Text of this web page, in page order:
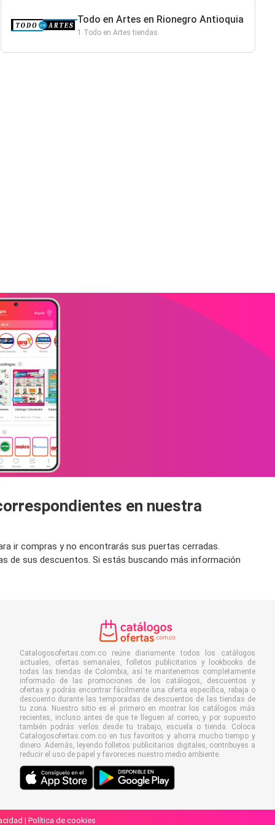
Todo en Artes en Rionegro Antioquia
1 Todo en Artes tiendas
en nuestra
ir compras y no encontrarás sus puertas cerradas.
de sus descuentos. Si estás buscando más información
Catalogosofertas.com.co reúne diariamente todos los catálogos
actuales, ofertas semanales, folletos publicitarios y lookbooks de
todas las tiendas de Colombia, así te mantenemos completamente
informado de las promociones de los catálogos, descuentos y
ofertas y podrás encontrar fácilmente una oferta específica, rebaja o
descuento durante las temporadas de descuentos de las tiendas de
tu zona. Nuestro sitio es el primero en mostrar los catálogos más
recientes, incluso antes de que te lleguen al correo, y por supuesto
también podrás verlos desde tu trabajo, escuela o tienda. Coloca
Catalogosofertas.com.co en tus favoritos y ahorra mucho tiempo y
dinero. Además, leyendo folletos publicitarios digitales, contribuyes a
reducir el uso de papel y favoreces nuestro medio ambiente.
| Política de cookies